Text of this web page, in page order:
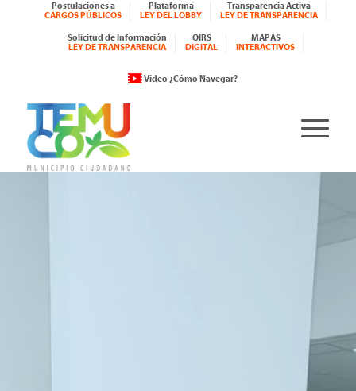
Postulaciones a
CARGOS PÚBLICOS
Plataforma
LEY DEL LOBBY
Transparencia Activa
LEY DE TRANSPARENCIA
Solicitud de Información
LEY DE TRANSPARENCIA
OIRS
DIGITAL
MAPAS
INTERACTIVOS
Video ¿Cómo Navegar?